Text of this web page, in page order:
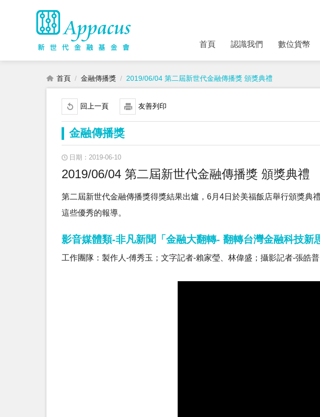
首頁 認識我們 數位貨幣
首頁 金融傳播獎 2019/06/04 第二屆新世代金融傳播獎 頒獎典禮
回上一頁 友善列印
金融傳播獎
日期：2019-06-10
2019/06/04 第二屆新世代金融傳播獎 頒獎典禮
第二屆新世代金融傳播獎得獎結果出爐，6月4日於美福飯店舉行頒獎
這些優秀的報導。
影音媒體類-非凡新聞「金融大翻轉- 翻轉台灣金融科技新
工作團隊：製作人-傅秀玉；文字記者-賴家瑩、林偉盛；攝影記者-張皓